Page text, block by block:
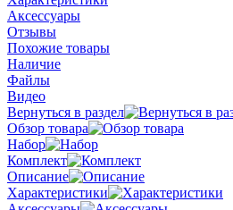
Аксессуары
Отзывы
Похожие товары
Наличие
Файлы
Видео
Вернуться в раздел
Обзор товара
Набор
Комплект
Описание
Характеристики